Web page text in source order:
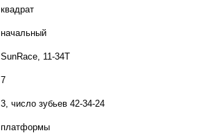
квадрат
начальный
SunRace, 11-34T
7
3, число зубьев 42-34-24
платформы